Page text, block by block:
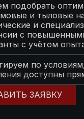
подобрать
и тыловые
и
с
с учётом
по
доступны
ЗАЯВКУ